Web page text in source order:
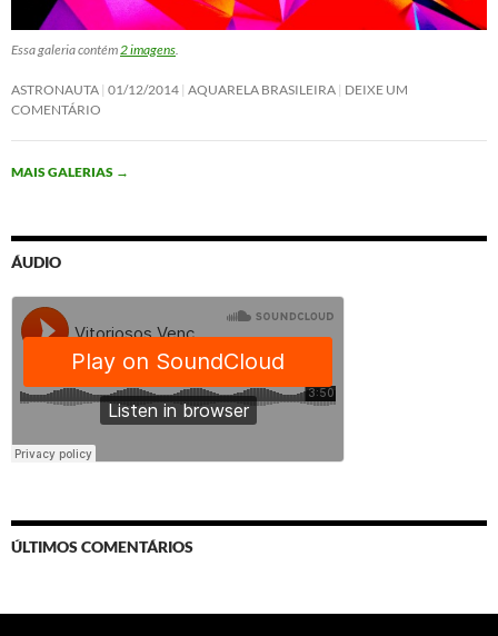
Essa galeria contém 2 imagens
ASTRONAUTA 01/12/2014 AQUARELA BRASILEIRA DEIXE UM
COMENTÁRIO
MAIS GALERIAS →
ÁUDIO
ÚLTIMOS COMENTÁRIOS